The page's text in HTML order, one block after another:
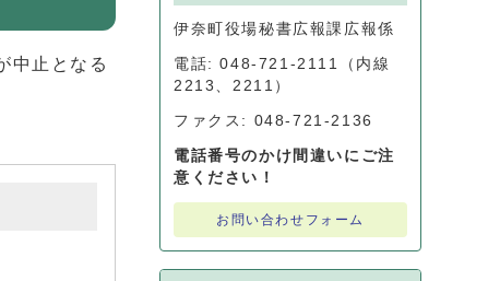
中止となる
伊奈町役場秘書広報課広報係
電話: 048-721-2111（内線
2213、2211）
ファクス: 048-721-2136
電話番号のかけ間違いにご注
意ください！
お問い合わせフォーム